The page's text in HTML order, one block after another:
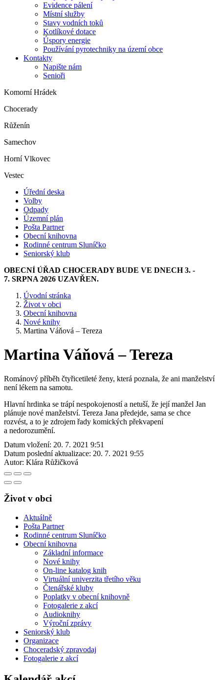
Evidence pálení
Místní služby
Stavy vodních toků
Kotlíkové dotace
Úspory energie
Používání pyrotechniky na území obce
Kontakty
Napište nám
Senioři
Komorní Hrádek
Chocerady
Růženín
Samechov
Horní Vlkovec
Vestec
Úřední deska
Volby
Odpady
Územní plán
Pošta Partner
Obecní knihovna
Rodinné centrum Sluníčko
Seniorský klub
OBECNÍ ÚŘAD CHOCERADY BUDE VE DNECH 3. -
7. SRPNA 2026 UZAVŘEN.
Úvodní stránka
Život v obci
Obecní knihovna
Nové knihy
Martina Váňová – Tereza
Martina Váňová – Tereza
Románový příběh čtyřicetileté ženy, která poznala, že ani manželství
není lékem na samotu.
Hlavní hrdinka se trápí nespokojeností a netuší, že její manžel Jan
plánuje nové manželství. Tereza Jana předejde, sama se chce
rozvést, a to je zdrojem řady komických překvapení
a nedorozumění.
Datum vložení: 20. 7. 2021 9:51
Datum poslední aktualizace: 20. 7. 2021 9:55
Autor: Klára Růžičková
Život v obci
Aktuálně
Pošta Partner
Rodinné centrum Sluníčko
Obecní knihovna
Základní informace
Nové knihy
On-line katalog knih
Virtuální univerzita třetího věku
Čtenářské kluby
Poplatky v obecní knihovně
Fotogalerie z akcí
Audioknihy
Výroční zprávy
Seniorský klub
Organizace
Choceradský zpravodaj
Fotogalerie z akcí